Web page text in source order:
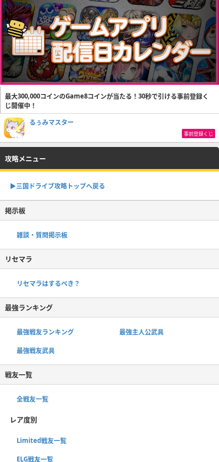
最大300,000コインのGame8コインが当たる！30秒で引ける事前登録く
じ開催中！
るぅみマスター
事前登録くじ
攻略メニュー
▶︎三国ドライブ攻略トップへ戻る
掲示板
雑談・質問掲示板
リセマラ
リセマラはするべき？
最強ランキング
最強戦友ランキング 最強主人公武具
最強戦友武具
戦友一覧
全戦友一覧
レア度別
Limited戦友一覧
ELG戦友一覧